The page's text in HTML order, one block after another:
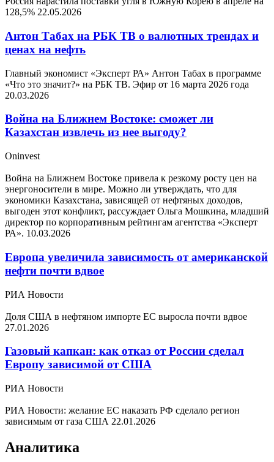
128,5% 22.05.2026
Антон Табах на РБК ТВ о валютных трендах и
ценах на нефть
Главный экономист «Эксперт РА» Антон Табах в программе
«Что это значит?» на РБК ТВ. Эфир от 16 марта 2026 года
20.03.2026
Война на Ближнем Востоке: сможет ли
Казахстан извлечь из нее выгоду?
Oninvest
Война на Ближнем Востоке привела к резкому росту цен на
энергоносители в мире. Можно ли утверждать, что для
экономики Казахстана, зависящей от нефтяных доходов,
выгоден этот конфликт, рассуждает Ольга Мошкина, младший
директор по корпоративным рейтингам агентства «Эксперт
РА». 10.03.2026
Европа увеличила зависимость от американской
нефти почти вдвое
РИА Новости
Доля США в нефтяном импорте ЕС выросла почти вдвое
27.01.2026
Газовый капкан: как отказ от России сделал
Европу зависимой от США
РИА Новости
РИА Новости: желание ЕС наказать РФ сделало регион
зависимым от газа США 22.01.2026
Аналитика